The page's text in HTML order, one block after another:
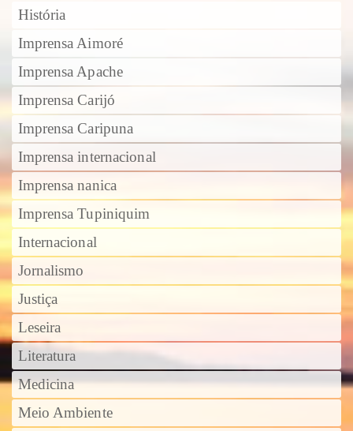
História
Imprensa Aimoré
Imprensa Apache
Imprensa Carijó
Imprensa Caripuna
Imprensa internacional
Imprensa nanica
Imprensa Tupiniquim
Internacional
Jornalismo
Justiça
Leseira
Literatura
Medicina
Meio Ambiente